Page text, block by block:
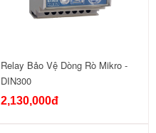
Relay Bảo Vệ Dòng Rò Mikro -
DIN300
2,130,000đ